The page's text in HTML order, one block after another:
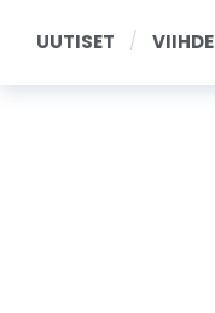
UUTISET VIIHDE